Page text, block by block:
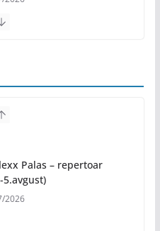
talasa
Otvoren amfiteatar
za Banju Luku:
baštu u Republici
5.avgust)
2026